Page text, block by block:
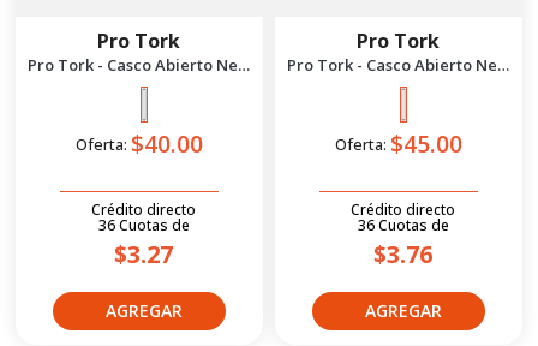
Pro Tork
Pro Tork - Casco Abierto New
Liberty 3 Mate M | Azul
Oferta: $40.00
Crédito directo
36Cuotas de
$3.27
Pro Tork
Pro Tork - Casco Abierto New
Liberty 3 Mate S | Rosa
Oferta: $45.00
Crédito directo
36Cuotas de
$3.76